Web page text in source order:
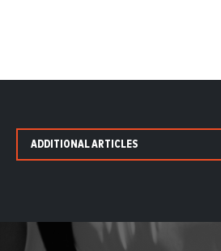
ADDITIONAL ARTICLES